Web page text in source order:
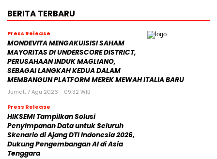
BERITA TERBARU
Press Release
MONDEVITA MENGAKUISISI SAHAM
MAYORITAS DI UNDERSCORE DISTRICT,
PERUSAHAAN INDUK MAGLIANO,
SEBAGAI LANGKAH KEDUA DALAM
MEMBANGUN PLATFORM MEREK MEWAH ITALIA BARU
Jumat, 7 Agu 2026 - 09:32 WIB
Press Release
HIKSEMI Tampilkan Solusi
Penyimpanan Data untuk Seluruh
Skenario di Ajang DTI Indonesia 2026,
Dukung Pengembangan AI di Asia
Tenggara